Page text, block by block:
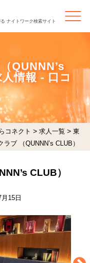
ナイトワーク検索サイト
QUNNN’s
情報 - 口コ
コネクト > 求人一覧 > 東
ラブ （QUNNN’s CLUB）
CLUB）
15日